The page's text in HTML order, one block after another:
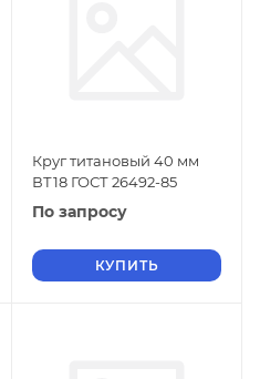
Круг титановый 40 мм
ВТ18 ГОСТ 26492-85
По запросу
КУПИТЬ